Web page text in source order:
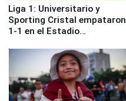
Liga 1: Universitario y
Sporting Cristal empataron
1-1 en el Estadio